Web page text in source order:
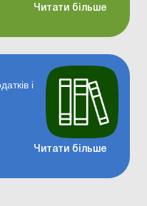
Читати більше
і
Читати більше